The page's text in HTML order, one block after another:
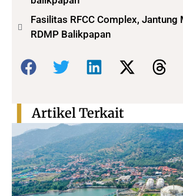
Fasilitas RFCC Complex, Jantung
RDMP Balikpapan
Bagikan:
Artikel Terkait